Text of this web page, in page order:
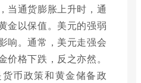
当通货膨胀上升时，通
金以保值。美元的强弱
响。通常，美元走强会
价格下跌，反之亦然。
币政策和黄金储备政